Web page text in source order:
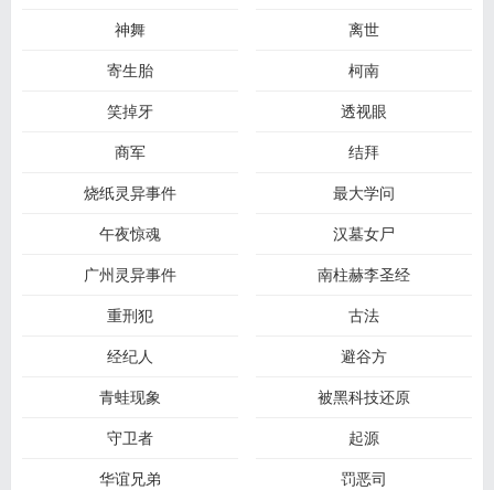
神舞
离世
寄生胎
柯南
笑掉牙
透视眼
商军
结拜
烧纸灵异事件
最大学问
午夜惊魂
汉墓女尸
广州灵异事件
南柱赫李圣经
重刑犯
古法
经纪人
避谷方
青蛙现象
被黑科技还原
守卫者
起源
华谊兄弟
罚恶司